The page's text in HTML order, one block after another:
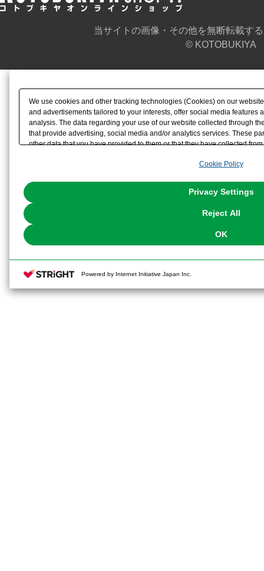
当サイトの画像・その他を無断転載す
© KOTOBUKIYA
We use cookies and other tracking technologies (Cookies) on our
and advertisements tailored to your interests, offer social media features
analysis. The data regarding your use of our website collected through
that provide advertising, social media and/or analytics services. These
other data that you have provided to them or that they have collected
the use of all Cookies except for Strictly Necessary Cookies, please
Cookie Policy
Privacy Settings
Reject All
OK
Powered by Internet Initiative Japan Inc.